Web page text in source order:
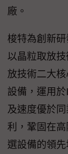
廠。
梭特為創新
以晶粒取放
放技術二大
設備，運用
及速度優於
利，鞏固在
選設備的領先